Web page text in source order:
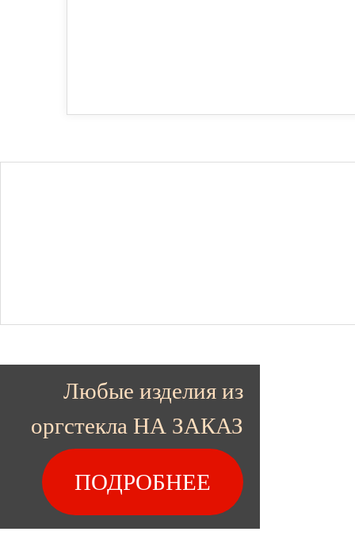
Любые изделия из
оргстекла НА ЗАКАЗ
ПОДРОБНЕЕ